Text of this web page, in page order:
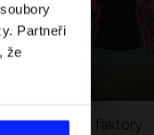
Partneři
že
voda: jak tyto faktory